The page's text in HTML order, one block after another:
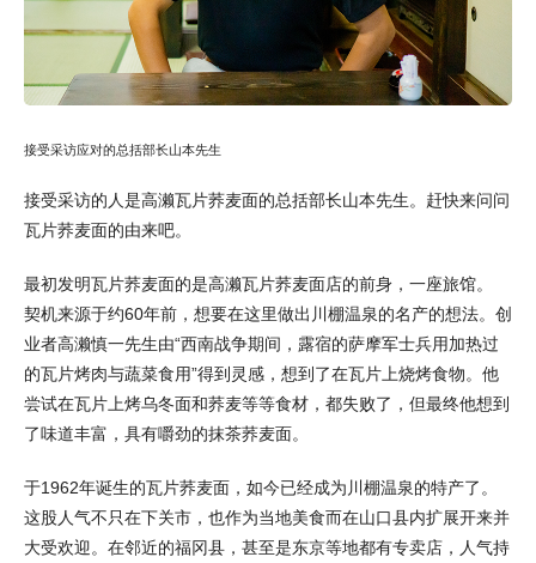
接受采访应对的总括部长山本先生
接受采访的人是高濑瓦片荞麦面的总括部长山本先生。赶快来问问
瓦片荞麦面的由来吧。
最初发明瓦片荞麦面的是高濑瓦片荞麦面店的前身，一座旅馆。
契机来源于约60年前，想要在这里做出川棚温泉的名产的想法。创
业者高濑慎一先生由“西南战争期间，露宿的萨摩军士兵用加热过
的瓦片烤肉与蔬菜食用”得到灵感，想到了在瓦片上烧烤食物。他
尝试在瓦片上烤乌冬面和荞麦等等食材，都失败了，但最终他想到
了味道丰富，具有嚼劲的抹茶荞麦面。
于1962年诞生的瓦片荞麦面，如今已经成为川棚温泉的特产了。
这股人气不只在下关市，也作为当地美食而在山口县内扩展开来并
大受欢迎。在邻近的福冈县，甚至是东京等地都有专卖店，人气持